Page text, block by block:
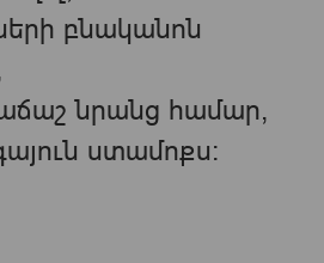
բնականոն
նրանց համար,
ստամոքս։